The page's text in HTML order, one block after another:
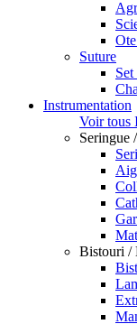
Suture
Instrumentation
Voir tous
Seringue
Bistouri /